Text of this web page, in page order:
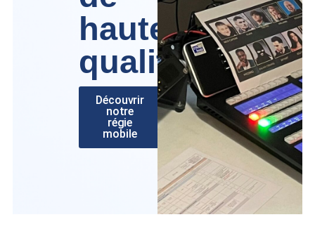
haute
qualité
Découvrir
notre
régie
mobile